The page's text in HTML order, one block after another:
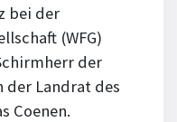
bei der
(WFG)
der
Landrat des
Coenen.